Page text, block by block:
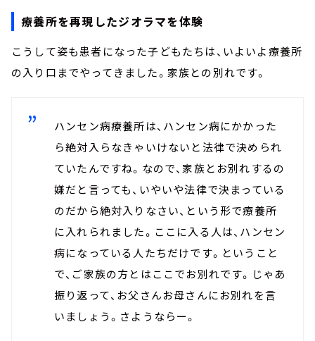
療養所を再現したジオラマを体験
こうして姿も患者になった子どもたちは、いよいよ療養所
の入り口までやってきました。家族との別れです。
ハンセン病療養所は、ハンセン病にかかった
ら絶対入らなきゃいけないと法律で決められ
ていたんですね。なので、家族とお別れするの
嫌だと言っても、いやいや法律で決まっている
のだから絶対入りなさい、という形で療養所
に入れられました。ここに入る人は、ハンセン
病になっている人たちだけです。ということ
で、ご家族の方とはここでお別れです。じゃあ
振り返って、お父さんお母さんにお別れを言
いましょう。さようならー。